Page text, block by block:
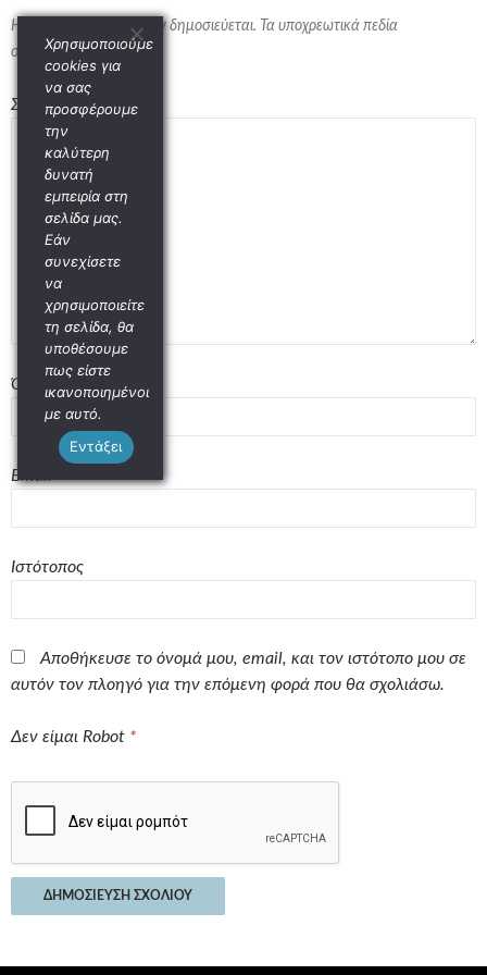
Η ηλ. διεύθυνση σας δεν δημοσιεύεται. Τα υποχρεωτικά πεδία
σημειώνονται με*
Σχόλιο*
Όνομα *
Email
Ιστότοπος
Αποθήκευσε το όνομά μου, email, και τον ιστότοπο μου σε
αυτόν τον πλοηγό για την επόμενη φορά που θα σχολιάσω.
Δεν είμαι Robot *
Χρησιμοποιούμε
cookies για
να σας
προσφέρουμε
την
καλύτερη
δυνατή
εμπειρία στη
σελίδα μας.
Εάν
συνεχίσετε
να
χρησιμοποιείτε
τη σελίδα, θα
υποθέσουμε
πως είστε
ικανοποιημένοι
με αυτό.
Εντάξει